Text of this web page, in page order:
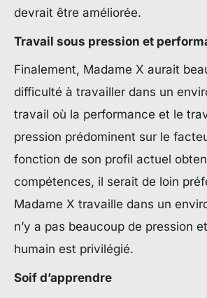
devrait être améliorée.
Travail sous pression et
Finalement, Madame X aurait
difficulté à travailler dans un
travail où la performance et le
pression prédominent sur le
fonction de son profil actuel
compétences, il serait de loin
Madame X travaille dans un
n’y a pas beaucoup de pression
humain est privilégié.
Soif d’apprendre